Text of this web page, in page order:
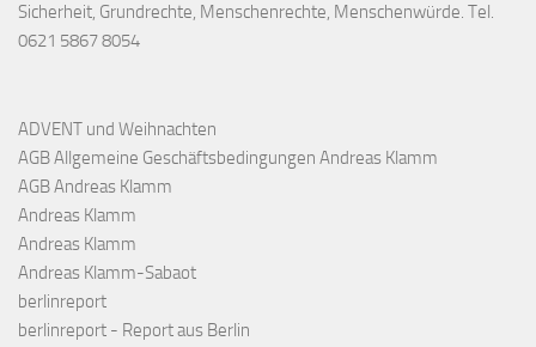
Sicherheit, Grundrechte, Menschenrechte, Menschenwürde. Tel.
0621 5867 8054
ADVENT und Weihnachten
AGB Allgemeine Geschäftsbedingungen Andreas Klamm
AGB Andreas Klamm
Andreas Klamm
Andreas Klamm
Andreas Klamm-Sabaot
berlinreport
berlinreport - Report aus Berlin